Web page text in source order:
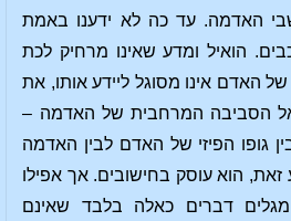
האדמה. עד כה לא ידענו באמת
הואיל ומדע שאינו מרחיק לכת
האדם אינו מסוגל ליידע אותו, את
הסביבה המרחבית של האדמה –
גופו הפיזי של האדם לבין האדמה
זאת, הוא עוסק בחישובים. אך אפילו
מגלים דברים כאלה בלבד שאינם